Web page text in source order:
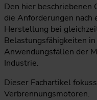
Den hier
die Anforderungen
Herstellung bei
Belastungsfähigkeiten
Anwendungsfällen der
Industrie.
Dieser Fachartikel
Verbrennungsmotoren.